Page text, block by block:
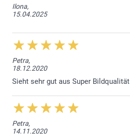
Ilona,
15.04.2025
Petra,
18.12.2020
Sieht sehr gut aus Super Bildqualität
Petra,
14.11.2020